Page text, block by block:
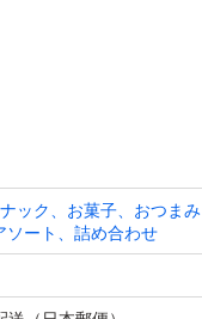
ック、お菓子、おつまみ
ソート、詰め合わせ